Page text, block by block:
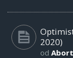
2020)
od